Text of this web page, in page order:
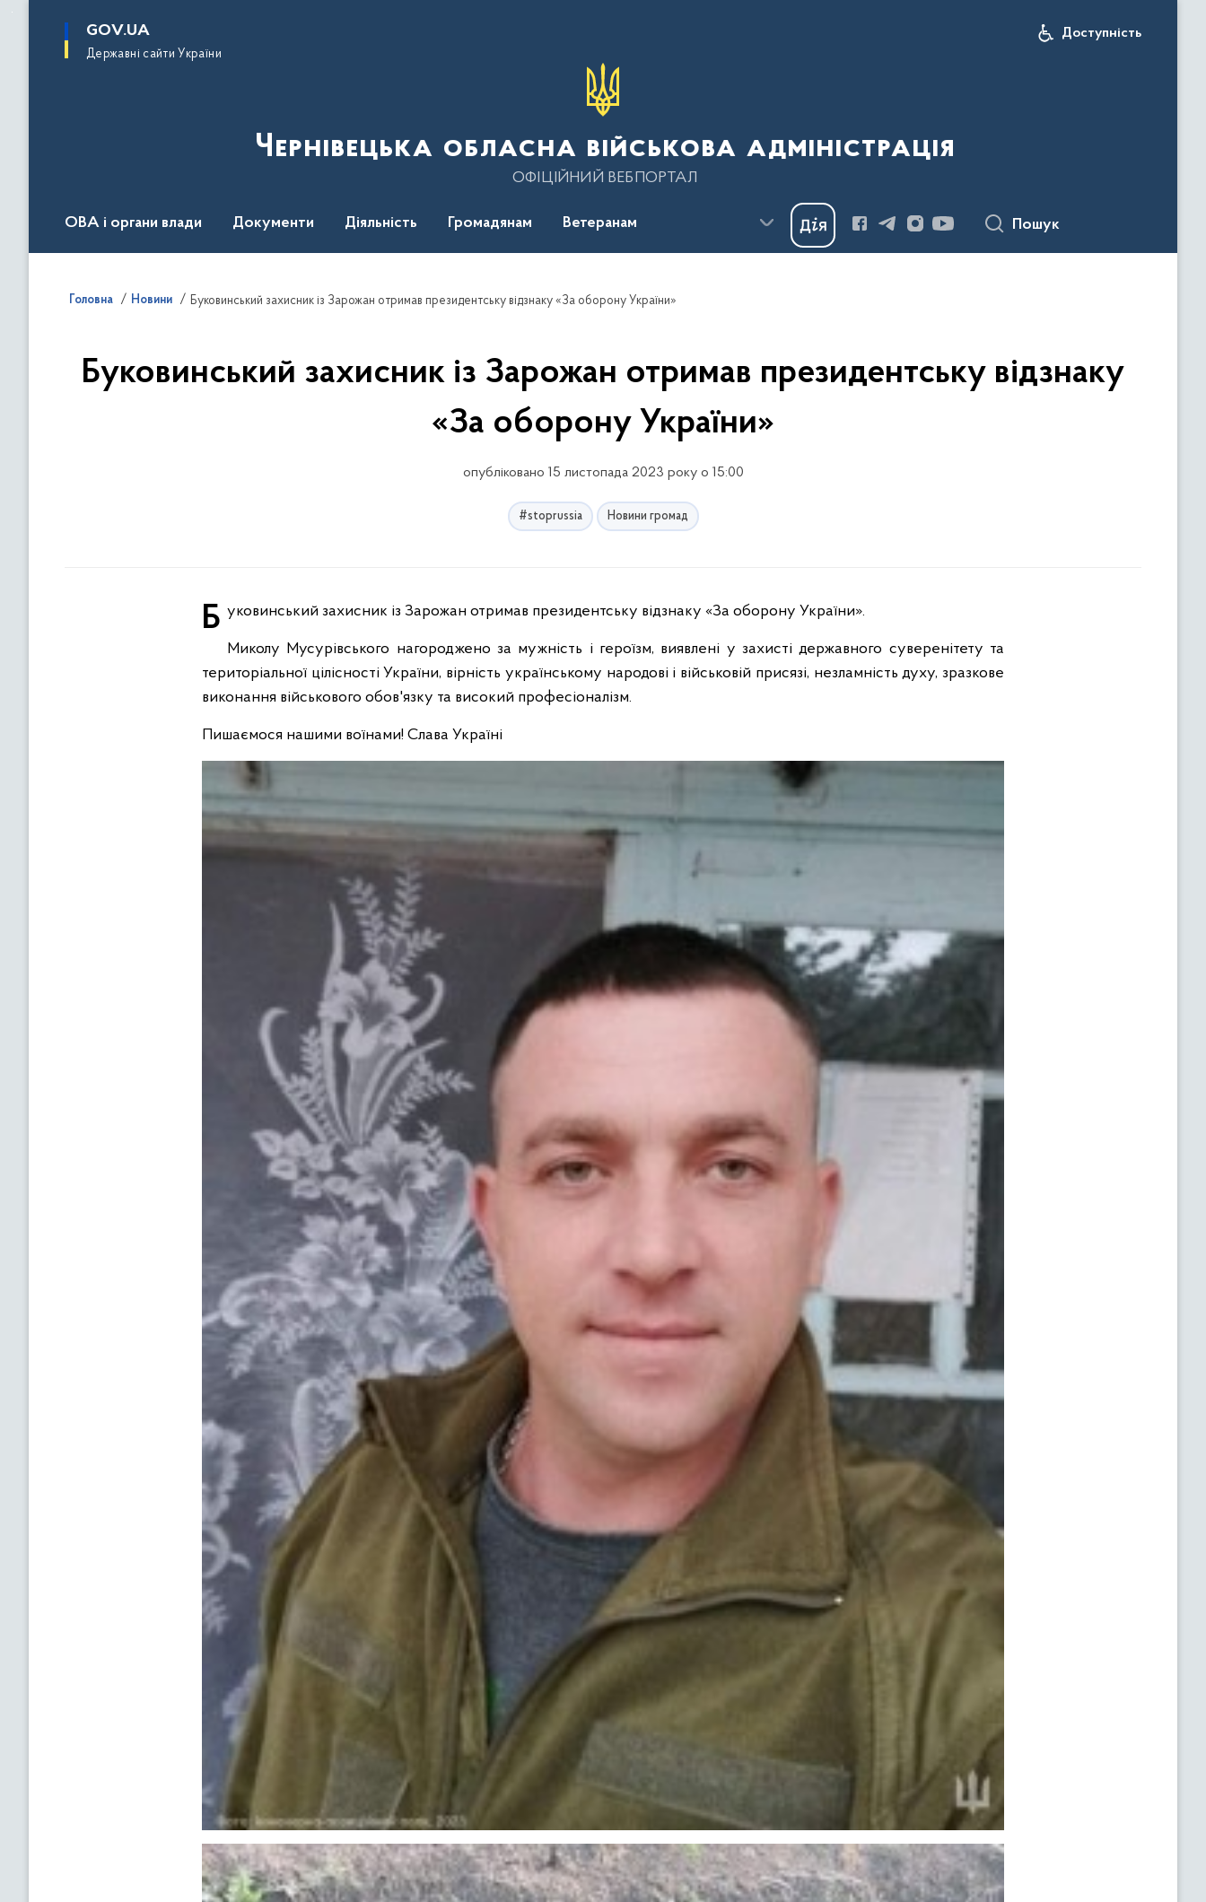
основного
GOV.UA
Державні сайти України
Доступність
Чернівецька обласна військова адміністрація
ОФІЦІЙНИЙ ВЕБПОРТАЛ
ОВА і органи влади Документи Діяльність Громадянам Ветеранам Пошук
Головна Новини Буковинський захисник із Зарожан отримав президентську відзнаку «За оборону України»
Буковинський захисник із Зарожан отримав президентську відзнаку
«За оборону України»
опубліковано 15 листопада 2023 року о 15:00
#stoprussia Новини громад
Буковинський захисник із Зарожан отримав президентську відзнаку «За оборону України».
Миколу Мусурівського нагороджено за мужність і героїзм, виявлені у захисті державного суверенітету та
територіальної цілісності України, вірність українському народові і військовій присязі, незламність духу, зразкове
виконання військового обов'язку та високий професіоналізм.
Пишаємося нашими воїнами! Слава Україні